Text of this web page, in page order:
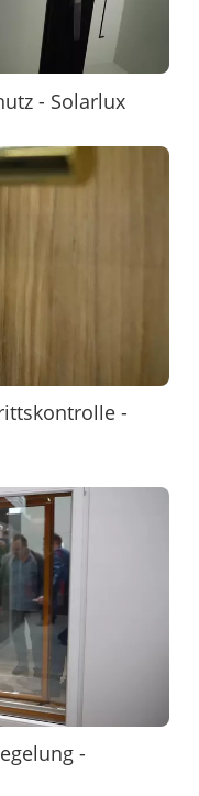
- Solarlux
-
-